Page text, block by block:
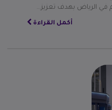
أكمل القراءة